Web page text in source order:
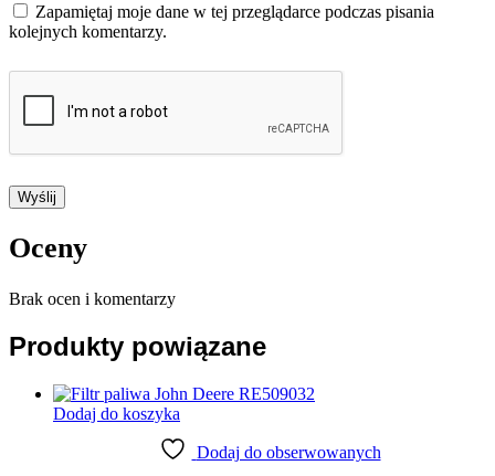
Zapamiętaj moje dane w tej przeglądarce podczas pisania
kolejnych komentarzy.
Oceny
Brak ocen i komentarzy
Produkty powiązane
Dodaj do koszyka
Dodaj do obserwowanych